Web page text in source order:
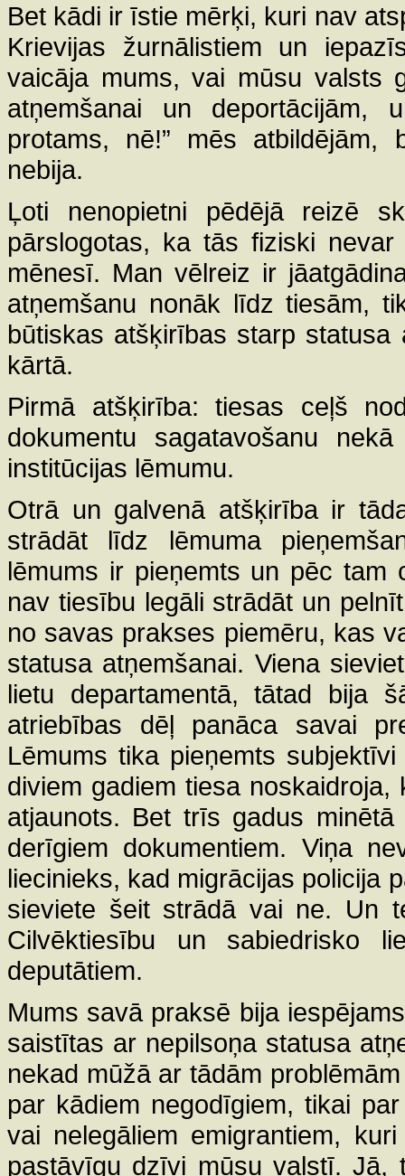
Bet kādi ir īstie mērķi, kuri nav
Krievijas žurnālistiem un
vaicāja mums, vai mūsu valsts
atņemšanai un
protams, nē!” mēs atbildējām,
nebija.
Ļoti nenopietni pēdējā reizē
pārslogotas, ka tās fiziski
mēnesī. Man vēlreiz ir
atņemšanu nonāk līdz tiesām,
būtiskas atšķirības starp
kārtā.
Pirmā atšķirība: tiesas ceļš
dokumentu sagatavošanu
institūcijas lēmumu.
Otrā un galvenā atšķirība ir
strādāt līdz lēmuma
lēmums ir pieņemts un pēc tam
nav tiesību legāli strādāt un
no savas prakses piemēru, kas
statusa atņemšanai. Viena
lietu departamentā, tātad bija
atriebības dēļ panāca savai
Lēmums tika pieņemts
diviem gadiem tiesa
atjaunots. Bet trīs gadus
derīgiem dokumentiem. Viņa
liecinieks, kad migrācijas policija
sieviete šeit strādā vai ne. Un
Cilvēktiesību un sabiedrisko
deputātiem.
Mums savā praksē bija
saistītas ar nepilsoņa statusa
nekad mūžā ar tādām
par kādiem negodīgiem, tikai
vai nelegāliem emigrantiem,
pastāvīgu dzīvi mūsu valstī. Jā,